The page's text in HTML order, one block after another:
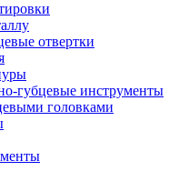
отвертки
губцевые инструменты
головками